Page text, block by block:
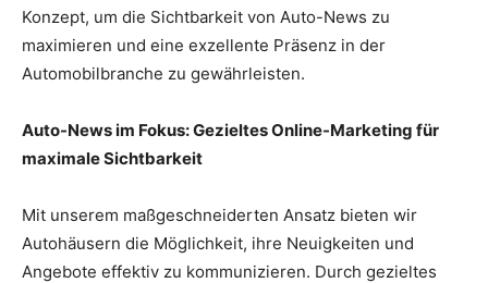
Konzept, um die Sichtbarkeit von Auto-News zu
maximieren und eine exzellente Präsenz in der
Automobilbranche zu gewährleisten.
Auto-News im Fokus: Gezieltes Online-Marketing für
maximale Sichtbarkeit
Mit unserem maßgeschneiderten Ansatz bieten wir
Autohäusern die Möglichkeit, ihre Neuigkeiten und
Angebote effektiv zu kommunizieren. Durch gezieltes